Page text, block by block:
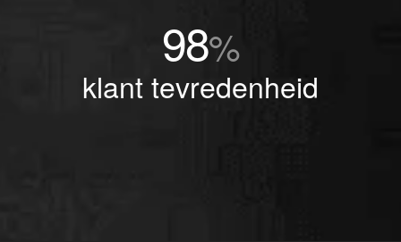
98%
klant tevredenheid